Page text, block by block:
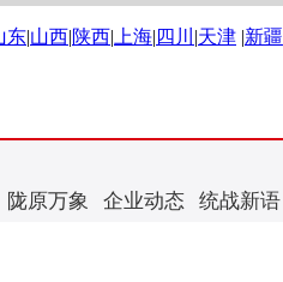
东|山西|陕西| 上海| 四川 |天津 |新疆
陇原万象 企业动态 统战新语